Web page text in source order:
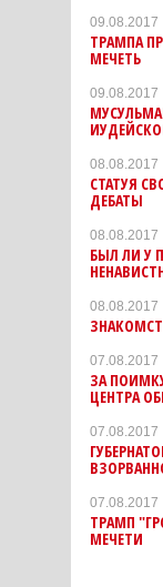
09.08.2017
ТРАМПА
МЕЧЕТЬ
09.08.2017
08.08.2017
СТАТУЯ
ДЕБАТЫ
08.08.2017
БЫЛ ЛИ У
08.08.2017
07.08.2017
ЗА
ЦЕНТРА
07.08.2017
07.08.2017
ТРАМП
МЕЧЕТИ